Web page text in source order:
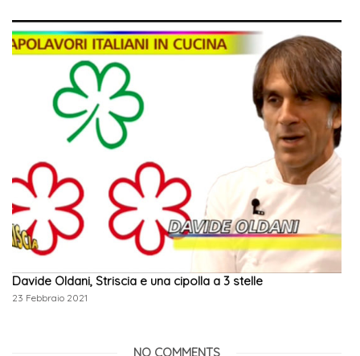
Davide Oldani, Striscia e una cipolla a 3 stelle
23 Febbraio 2021
NO COMMENTS